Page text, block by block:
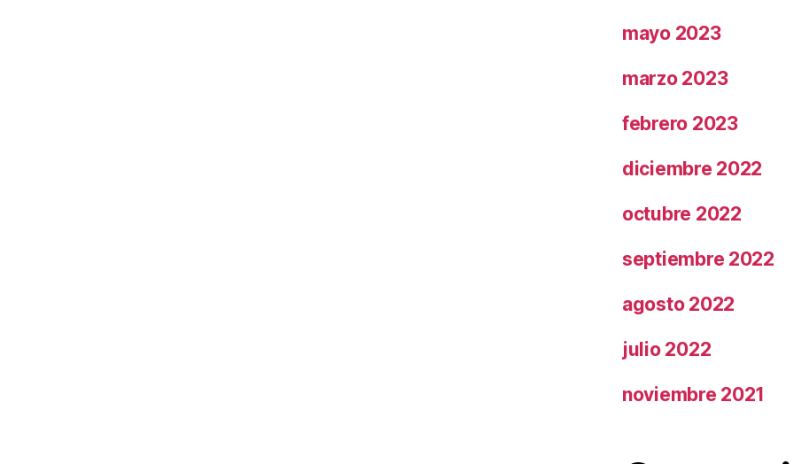
mayo 2023
marzo 2023
febrero 2023
diciembre 2022
octubre 2022
septiembre 2022
agosto 2022
julio 2022
noviembre 2021